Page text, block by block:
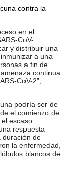
contra la
en el
CoV-
y distribuir una
a una
a fin de
continua
CoV-2”,
podría ser de
el comienzo de
escaso
respuesta
duración de
la enfermedad,
blancos de